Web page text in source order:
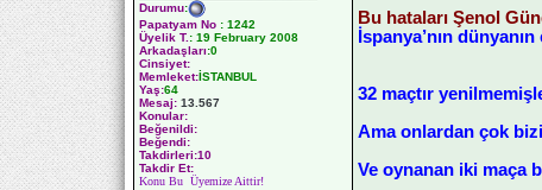
Durumu:
Papatyam No : 1242
Üyelik T.: 19 February 2008
Arkadaşları:0
Cinsiyet:
Memleket:İSTANBUL
Yaş:64
Mesaj: 13.567
Konular:
Beğenildi:
Beğendi:
Takdirleri:10
Takdir Et:
Konu Bu Üyemize Aittir!
Bu hataları Şenol
İspanya’nın
32 maçtır
Ama onlardan çok
Ve oynanan iki maça